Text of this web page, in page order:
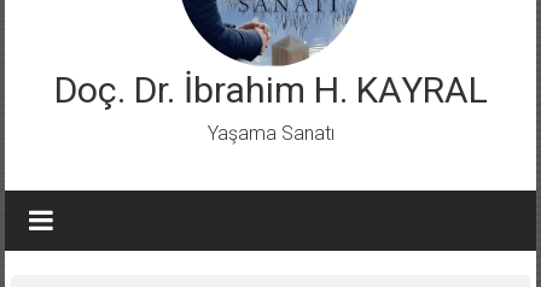
Doç. Dr. İbrahim H. KAYRAL
Yaşama Sanatı